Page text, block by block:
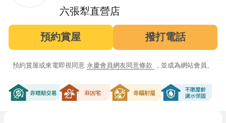
六張犁直營店
預約賞屋 撥打電話
預約賞屋或來電即視同意 永慶會員網友同意條款 ，並成為網站會員。